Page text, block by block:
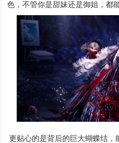
色，不管你是甜妹还是御姐，都
更贴心的是背后的巨大蝴蝶结，